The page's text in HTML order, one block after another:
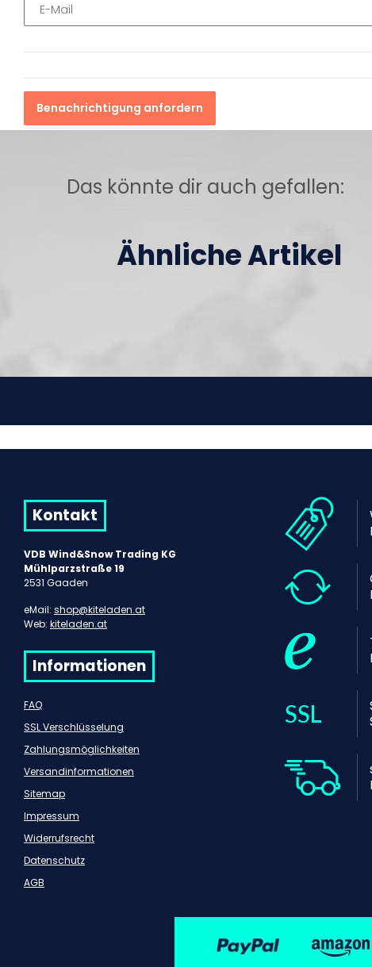
E-Mail
Benachrichtigung anfordern
Das könnte dir auch gefallen:
Ähnliche Artikel
Kontakt
VDB Wind&Snow Trading KG
Mühlparzstraße 19
2531 Gaaden
eMail: shop@kiteladen.at
Web: kiteladen.at
Informationen
FAQ
SSL Verschlüsselung
Zahlungsmöglichkeiten
Versandinformationen
Sitemap
Impressum
Widerrufsrecht
Datenschutz
AGB